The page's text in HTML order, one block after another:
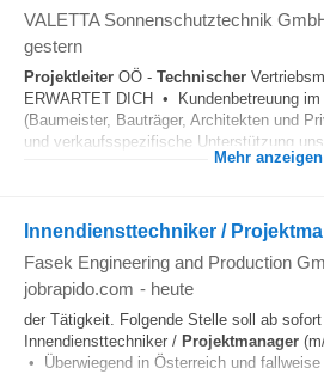
VALETTA Sonnenschutztechnik
gestern
Projektleiter OÖ - Technischer
ERWARTET DICH • Kundenbetreuung
(Baumeister, Bauträger, Architekten und
und verkaufsspezifische Unterstützung
Mehr anzeigen
Innendiensttechniker /
Fasek Engineering and Production
jobrapido.com - heute
der Tätigkeit. Folgende Stelle soll ab
Innendiensttechniker / Projektmanager
• Überwiegend in Österreich und